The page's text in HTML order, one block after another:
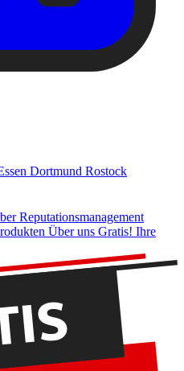
Dortmund Rostock
Reputationsmanagement
Über uns Gratis! Ihre